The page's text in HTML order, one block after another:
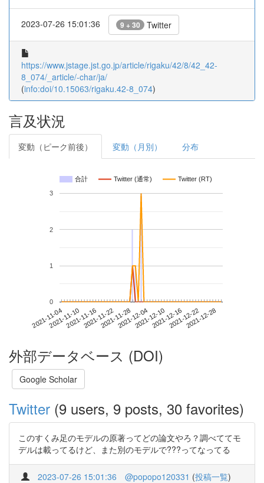
2023-07-26 15:01:36 9 + 30 Twitter
https://www.jstage.jst.go.jp/article/rigaku/42/8/42_42-
8_074/_article/-char/ja/
(info:doi/10.15063/rigaku.42-8_074)
言及状況
変動（ピーク前後） 変動（月別） 分布
合計 Twitter (通常) Twitter (RT)
2021-11-042021-11-102021-11-162021-11-222021-11-282021-12-042021-12-102021-12-162021-12-222021-12-28
0
1
2
3
外部データベース (DOI)
Google Scholar
Twitter (9 users, 9 posts, 30 favorites)
このすくみ足のモデルの原著ってどの論文やろ？調べててモ
デルは載ってるけど、また別のモデルで???ってなってる
2023-07-26 15:01:36 @popopo120331 (投稿一覧)